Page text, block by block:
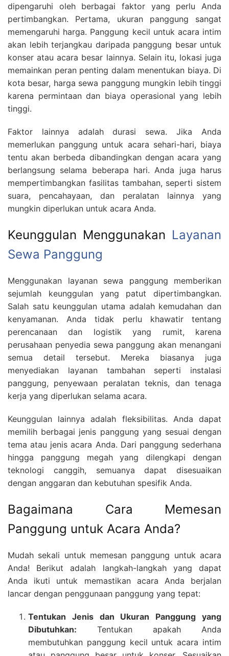
dipengaruhi oleh berbagai faktor yang perlu Anda
pertimbangkan. Pertama, ukuran panggung sangat
memengaruhi harga. Panggung kecil untuk acara intim
akan lebih terjangkau daripada panggung besar untuk
konser atau acara besar lainnya. Selain itu, lokasi juga
memainkan peran penting dalam menentukan biaya. Di
kota besar, harga sewa panggung mungkin lebih tinggi
karena permintaan dan biaya operasional yang lebih
tinggi.
Faktor lainnya adalah durasi sewa. Jika Anda
memerlukan panggung untuk acara sehari-hari, biaya
tentu akan berbeda dibandingkan dengan acara yang
berlangsung selama beberapa hari. Anda juga harus
mempertimbangkan fasilitas tambahan, seperti sistem
suara, pencahayaan, dan peralatan lainnya yang
mungkin diperlukan untuk acara Anda.
Keunggulan Menggunakan Layanan
Sewa Panggung
Menggunakan layanan sewa panggung memberikan
sejumlah keunggulan yang patut dipertimbangkan.
Salah satu keunggulan utama adalah kemudahan dan
kenyamanan. Anda tidak perlu khawatir tentang
perencanaan dan logistik yang rumit, karena
perusahaan penyedia sewa panggung akan menangani
semua detail tersebut. Mereka biasanya juga
menyediakan layanan tambahan seperti instalasi
panggung, penyewaan peralatan teknis, dan tenaga
kerja yang diperlukan selama acara.
Keunggulan lainnya adalah fleksibilitas. Anda dapat
memilih berbagai jenis panggung yang sesuai dengan
tema atau jenis acara Anda. Dari panggung sederhana
hingga panggung megah yang dilengkapi dengan
teknologi canggih, semuanya dapat disesuaikan
dengan anggaran dan kebutuhan spesifik Anda.
Bagaimana Cara Memesan
Panggung untuk Acara Anda?
Mudah sekali untuk memesan panggung untuk acara
Anda! Berikut adalah langkah-langkah yang dapat
Anda ikuti untuk memastikan acara Anda berjalan
lancar dengan penggunaan panggung yang tepat:
Tentukan Jenis dan Ukuran Panggung yang
Dibutuhkan: Tentukan apakah Anda
membutuhkan panggung kecil untuk acara intim